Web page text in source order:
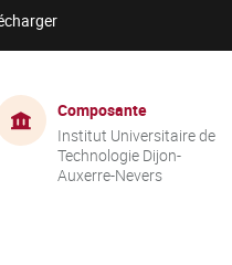
Composante
Institut Universitaire de
Technologie Dijon-
Auxerre-Nevers